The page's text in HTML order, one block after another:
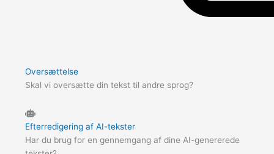
Oversættelse
Skal vi oversætte din tekst til andre sprog?
Efterredigering af AI-tekster
Har du brug for en gennemgang af dine AI-genererede